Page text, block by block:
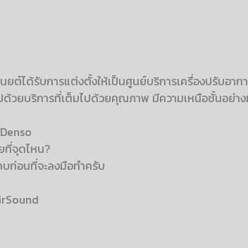
ต์ได้รับการแต่งตั้งให้เป็นศูนย์บริการเครื่องปรับอา
วยบริการที่เต็มไปด้วยคุณภาพ มีความเหนือชั้นอย่
ที่จุดไหน?
บก่อนที่จะลงมือทำครับ